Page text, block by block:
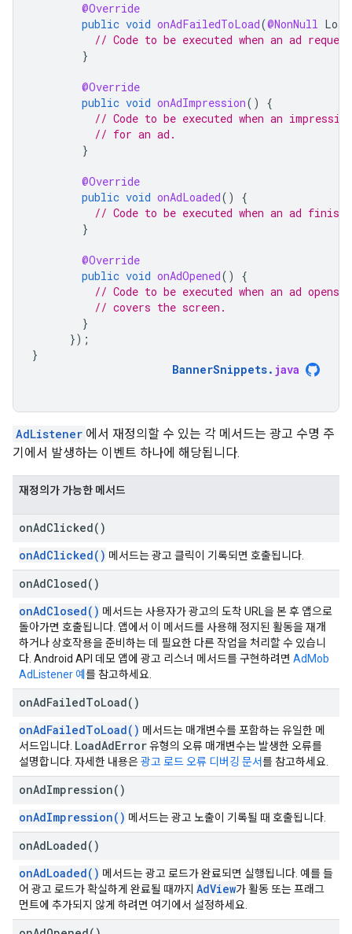
@Override
public void onAdFailedToLoad(@NonNull
// Code to be executed when an ad
}
@Override
public void onAdImpression()
{
// Code to be executed when an
// for an ad.
}
@Override
public void onAdLoaded()
{
// Code to be executed when an ad
}
@Override
public void onAdOpened()
{
// Code to be executed when an ad opens
// covers the screen.
}
});
}
BannerSnippets. java
AdListener 에서 재정의할 수 있는 각 메서드는 광고 수명 주
기에서 발생하는 이벤트 하나에 해당됩니다.
재정의가 가능한 메서드
onAdClicked( )
onAdClicked() 메서드는 광고 클릭이 기록되면 호출됩니다.
onAdClosed( )
onAdClosed() 메서드는 사용자가 광고의 도착 URL을 본 후 앱으로
돌아가면 호출됩니다. 앱에서 이 메서드를 사용해 정지된 활동을 재개
하거나 상호작용을 준비하는 데 필요한 다른 작업을 처리할 수 있습니
다. Android API 데모 앱에 광고 리스너 메서드를 구현하려면 AdMob
AdListener 예 를 참고하세요.
onAdFailedToLoad( )
onAdFailedToLoad() 메서드는 매개변수를 포함하는 유일한 메
서드입니다. LoadAdError유형의 오류 매개변수는 발생한 오류를
설명합니다. 자세한 내용은광고 로드 오류 디버깅 문서를 참고하세요.
onAdImpression( )
onAdImpression() 메서드는 광고 노출이 기록될 때 호출됩니다.
onAdLoaded( )
onAdLoaded() 메서드는 광고 로드가 완료되면 실행됩니다. 예를 들
어 광고 로드가 확실하게 완료될 때까지 AdView가 활동 또는 프래그
먼트에 추가되지 않게 하려면 여기에서 설정하세요.